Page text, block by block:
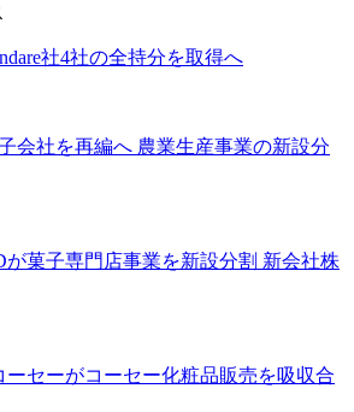
社4社の全持分を取得へ
会社を再編へ 農業生産事業の新設分
が菓子専門店事業を新設分割 新会社株
ーセーがコーセー化粧品販売を吸収合